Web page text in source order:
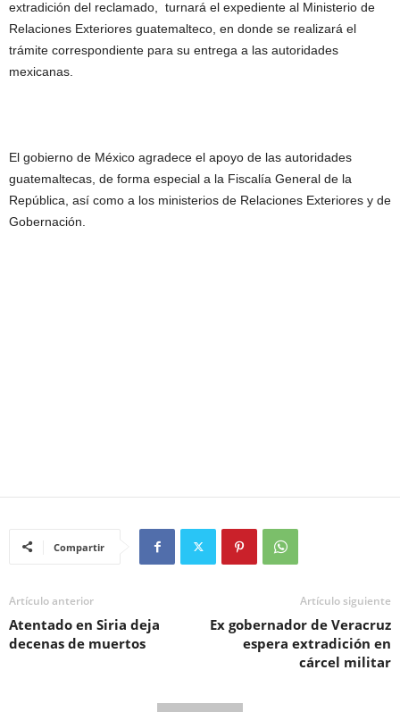
extradición del reclamado, turnará el expediente al Ministerio de
Relaciones Exteriores guatemalteco, en donde se realizará el
trámite correspondiente para su entrega a las autoridades
mexicanas.
El gobierno de México agradece el apoyo de las autoridades
guatemaltecas, de forma especial a la Fiscalía General de la
República, así como a los ministerios de Relaciones Exteriores y de
Gobernación.
Compartir
Artículo anterior
Atentado en Siria deja
decenas de muertos
Artículo siguiente
Ex gobernador de Veracruz
espera extradición en
cárcel militar